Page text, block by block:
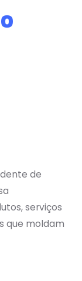
de
serviços
que moldam